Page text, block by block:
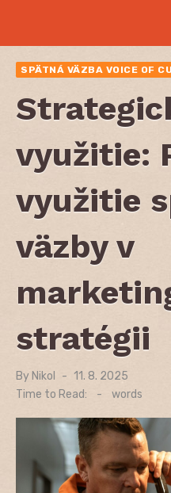
SPÄTNÁ VÄZBA VOICE OF
využitie:
využitie
väzby v
stratégii
By Nikol
Posted
on
11. 8. 2025
Time to Read:
- words